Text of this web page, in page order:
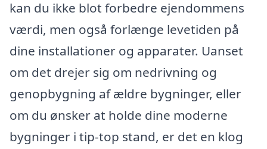
kan du ikke blot forbedre ejendommens
værdi, men også forlænge levetiden på
dine installationer og apparater. Uanset
om det drejer sig om nedrivning og
genopbygning af ældre bygninger, eller
om du ønsker at holde dine moderne
bygninger i tip-top stand, er det en klog